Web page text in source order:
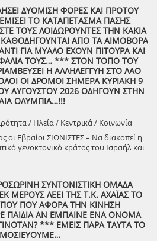
ανθρώπων, μια κοινή ανάσα,
γεννιέται εκεί όπου μοιραζόμαστε,
Την Δευτέρα 10 Αυγούστου, στις
Τέχνης, με «Ιστορίες και
χώρο της πέτρινης εκκλησίας στα
μας! Γιάννης Κορίζης – Δημήτρης
του Δήμος Πύργου / Municipality Of
ΔΥΟΜΙΣΗ ΦΟΡΕΣ ΚΑΙ ΠΡΟΤΟΥ
ΤΟ ΚΑΤΑΠΕΤΑΣΜΑ ΠΑΣΗΣ
ΤΟΥΣ ΛΟΙΔΩΡΟΥΝΤΕΣ ΤΗΝ ΚΑΚΙΑ
ΚΑΘΟΔΗΓΟΥΝΤΑΙ ΑΠΟ ΤΑ ΑΙΜΟΒΟΡΑ
ΓΙΑ ΜΥΑΛΟ ΕΧΟΥΝ ΠΙΤΟΥΡΑ ΚΑΙ
ΤΟΥΣ… *** ΣΤΟΝ ΤΟΠΟ ΤΟΥ
Η ΑΛΛΗΛΕΓΓΥΗ ΣΤΟ ΛΑΟ
ΟΙ ΔΡΟΜΟΙ ΣΗΜΕΡΑ ΚΥΡΙΑΚΗ 9
ΑΥΓΟΥΣΤΟΥ 2026 ΟΔΗΓΟΥΝ ΣΤΗΝ
ΟΛΥΜΠΙΑ…!!!
/ Ηλεία / Κεντρικά / Κοινωνία
Εβραίοι ΣΙΩΝΙΣΤΕΣ – Να διακοπεί η
γενοκτονικό κράτος του Ισραήλ και
Σαουδική Αραβία τους ελληνικούς
ΣΥΝΤΟΝΙΣΤΙΚΗ ΟΜΑΔΑ
ΛΕΕΙ ΤΗΣ Τ.Κ. ΑΧΑΪΑΣ ΤΟ
ΠΟΥ ΑΦΟΡΑ ΤΗΝ ΚΙΝΗΣΗ
ΠΑΙΔΙΑ ΑΝ ΕΜΠΑΙΝΕ ΕΝΑ ΟΝΟΜΑ
*** ΕΜΕΙΣ ΠΑΡΑ ΤΑΥΤΑ ΤΟ